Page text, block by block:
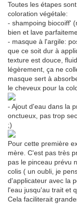
Toutes les étapes
coloration végétale:
- shampoing biocoiff'
bien et lave
- masque à l'argile:
que ce soit dur à
texture est douce,
légèrement, ça ne
masque sert à
le cheveux pour la
- Ajout d'eau dans la
onctueux, pas trop
;)
Pour cette première
mère. C'est pas très
pas le pinceau prévu
colis ( un oubli, je
d'applicateur avec la
l'eau jusqu'au trait et
Cela faciliterait